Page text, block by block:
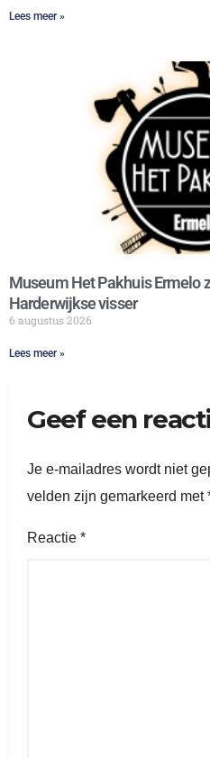
Lees meer »
Museum Het Pakhuis Ermelo
Harderwijkse visser
6 augustus 2026
Lees meer »
Geef een
Je e-mailadres wordt niet
velden zijn gemarkeerd met
Reactie *